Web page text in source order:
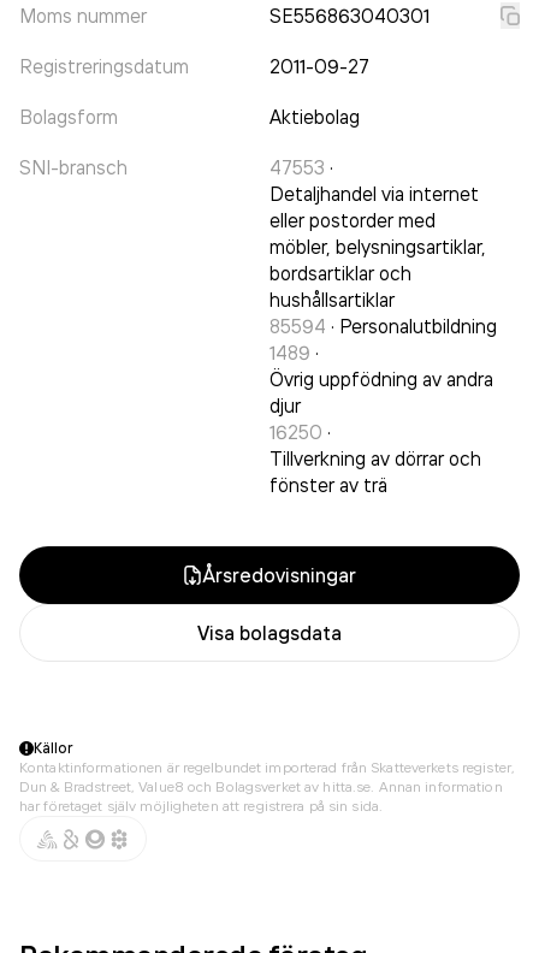
Moms nummer SE556863040301
Registreringsdatum 2011-09-27
Bolagsform Aktiebolag
SNI-bransch 47553 ·
Detaljhandel via internet
eller postorder med
möbler, belysningsartiklar,
bordsartiklar och
hushållsartiklar
85594 · Personalutbildning
1489 ·
Övrig uppfödning av andra
djur
16250 ·
Tillverkning av dörrar och
fönster av trä
Årsredovisningar
Visa bolagsdata
Källor
Kontaktinformationen är regelbundet importerad från Skatteverkets register,
Dun & Bradstreet, Value8 och Bolagsverket av hitta.se. Annan information
har företaget själv möjligheten att registrera på sin sida.